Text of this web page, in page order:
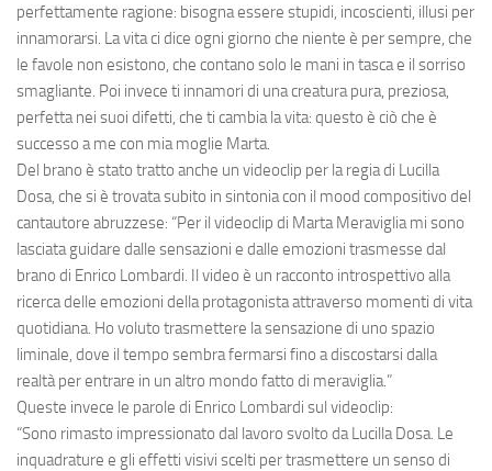
perfettamente ragione: bisogna essere stupidi, incoscienti, illusi per
innamorarsi. La vita ci dice ogni giorno che niente è per sempre, che
le favole non esistono, che contano solo le mani in tasca e il sorriso
smagliante. Poi invece ti innamori di una creatura pura, preziosa,
perfetta nei suoi difetti, che ti cambia la vita: questo è ciò che è
successo a me con mia moglie Marta.
Del brano è stato tratto anche un videoclip per la regia di Lucilla
Dosa, che si è trovata subito in sintonia con il mood compositivo del
cantautore abruzzese: “Per il videoclip di Marta Meraviglia mi sono
lasciata guidare dalle sensazioni e dalle emozioni trasmesse dal
brano di Enrico Lombardi. Il video è un racconto introspettivo alla
ricerca delle emozioni della protagonista attraverso momenti di vita
quotidiana. Ho voluto trasmettere la sensazione di uno spazio
liminale, dove il tempo sembra fermarsi fino a discostarsi dalla
realtà per entrare in un altro mondo fatto di meraviglia.”
Queste invece le parole di Enrico Lombardi sul videoclip:
“Sono rimasto impressionato dal lavoro svolto da Lucilla Dosa. Le
inquadrature e gli effetti visivi scelti per trasmettere un senso di